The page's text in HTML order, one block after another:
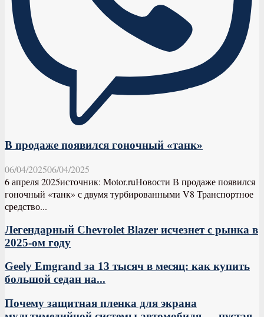
В продаже появился гоночный «танк»
06/04/202506/04/2025
6 апреля 2025источник: Motor.ruНовости В продаже появился
гоночный «танк» с двумя турбированными V8 Транспортное
средство...
Легендарный Chevrolet Blazer исчезнет с рынка в
2025-ом году
Geely Emgrand за 13 тысяч в месяц: как купить
большой седан на...
Почему защитная пленка для экрана